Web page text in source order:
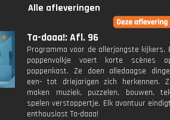
Alle afleveringen
Ta-daaa!: Afl. 96
Programma voor de allerjongste kijkers.
poppenvolkje voert korte scènes
poppenkast. Ze doen alledaagse
een- tot driejarigen zich herkennen.
maken muziek, puzzelen, bouwen,
spelen verstoppertje. Elk avontuur
enthousiast Ta-daaa!